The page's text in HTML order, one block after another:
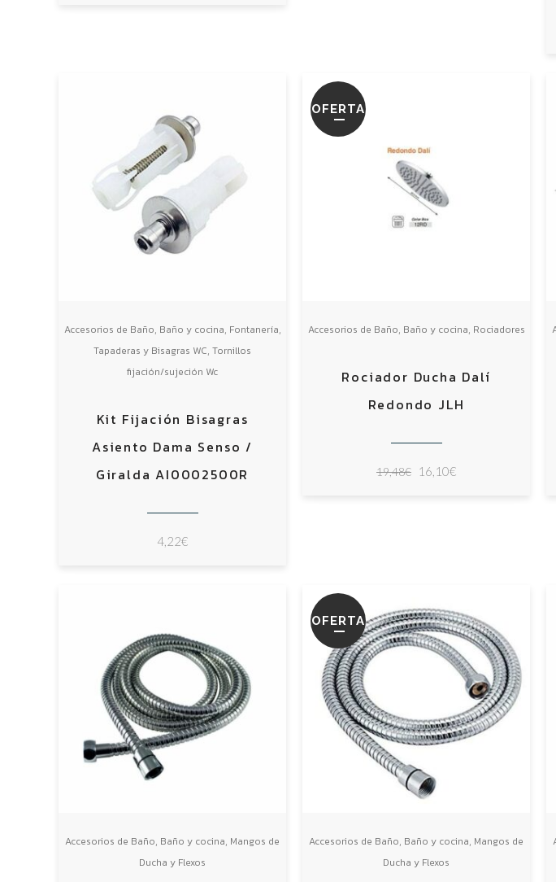
Accesorios de Baño, Baño y cocina, Fontanería,
Tapaderas y Bisagras WC, Tornillos
fijación/sujeción Wc
Kit Fijación Bisagras
Asiento Dama Senso /
Giralda AI0002500R
4,22€
OFERTA
Accesorios de Baño, Baño y cocina, Rociadores
Rociador Ducha Dalí
Redondo JLH
19,48€ El16,10€El
Accesorios de Baño, Baño y cocina, Mangos de
Ducha y Flexos
OFERTA
Accesorios de Baño, Baño y cocina, Mangos de
Ducha y Flexos